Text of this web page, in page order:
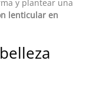
y plantear una
lenticular en